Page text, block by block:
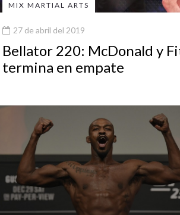
MIX MARTIAL ARTS
27 de abril del 2019
Bellator 220: McDonald y
termina en empate